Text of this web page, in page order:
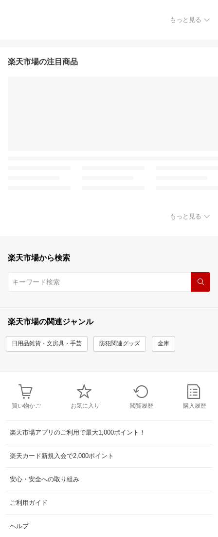
もっと見る
楽天市場の注目商品
もっと見る
楽天市場から検索
楽天市場の関連ジャンル
日用品雑貨・文房具・手芸 防犯関連グッズ 金庫
買い物かご お気に入り 閲覧履歴 購入履歴
楽天市場アプリのご利用で最大1,000ポイント！
楽天カード新規入会で2,000ポイント
安心・安全への取り組み
ご利用ガイド
ヘルプ